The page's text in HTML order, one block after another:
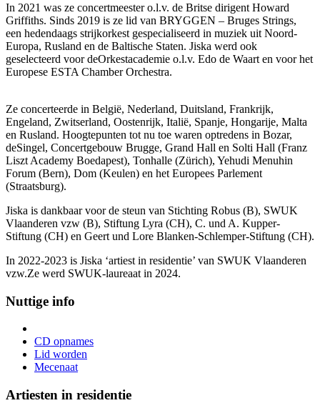
In 2021 was ze concertmeester o.l.v. de Britse dirigent Howard
Griffiths. Sinds 2019 is ze lid van BRYGGEN – Bruges Strings,
een hedendaags strijkorkest gespecialiseerd in muziek uit Noord-
Europa, Rusland en de Baltische Staten. Jiska werd ook
geselecteerd voor deOrkestacademie o.l.v. Edo de Waart en voor het
Europese ESTA Chamber Orchestra.
Ze concerteerde in België, Nederland, Duitsland, Frankrijk,
Engeland, Zwitserland, Oostenrijk, Italië, Spanje, Hongarije, Malta
en Rusland. Hoogtepunten tot nu toe waren optredens in Bozar,
deSingel, Concertgebouw Brugge, Grand Hall en Solti Hall (Franz
Liszt Academy Boedapest), Tonhalle (Zürich), Yehudi Menuhin
Forum (Bern), Dom (Keulen) en het Europees Parlement
(Straatsburg).
Jiska is dankbaar voor de steun van Stichting Robus (B), SWUK
Vlaanderen vzw (B), Stiftung Lyra (CH), C. und A. Kupper-
Stiftung (CH) en Geert und Lore Blanken-Schlemper-Stiftung (CH).
In 2022-2023 is Jiska ‘artiest in residentie’ van SWUK Vlaanderen
vzw.Ze werd SWUK-laureaat in 2024.
Nuttige info
CD opnames
Lid worden
Mecenaat
Artiesten in residentie